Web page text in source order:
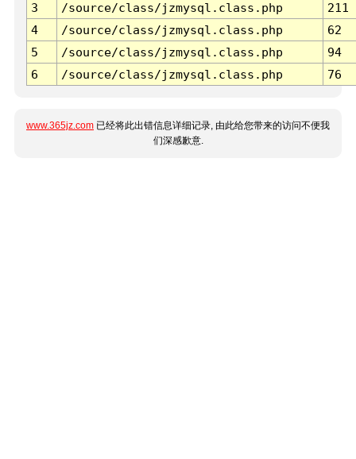
3 /source/class/jzmysql.class.php
211
4
/source/class/jzmysql.class.php
62
5
/source/class/jzmysql.class.php
94
6
/source/class/jzmysql.class.php 76
www.365jz.com 已经将此出错信息详细记录, 由此给您带来的访问不便我
们深感歉意.